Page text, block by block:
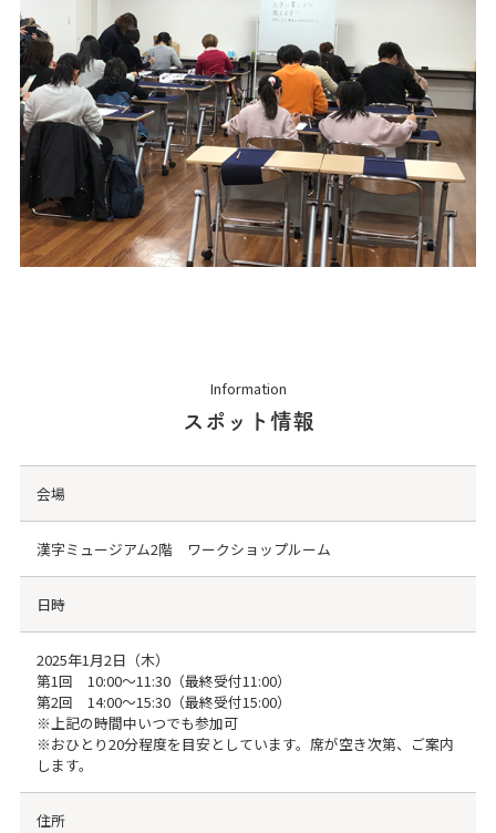
Information
スポット情報
会場
漢字ミュージアム2階 ワークショップルーム
日時
2025年1月2日（木）
第1回 10:00～11:30（最終受付11:00）
第2回 14:00～15:30（最終受付15:00）
※上記の時間中いつでも参加可
※おひとり20分程度を目安としています。席が空き次第、ご案内
します。
住所